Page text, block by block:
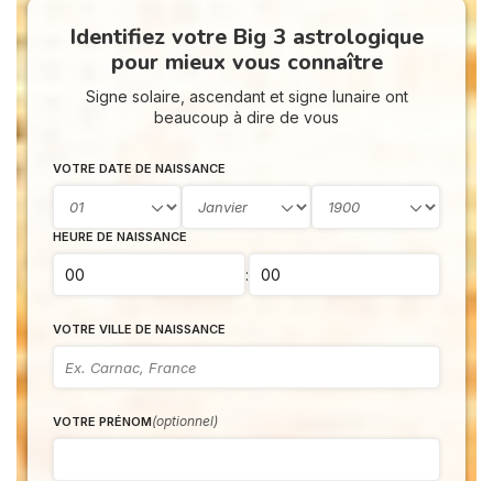
Identifiez votre Big 3 astrologique
pour mieux vous connaître
Signe solaire, ascendant et signe lunaire ont
beaucoup à dire de vous
VOTRE DATE DE NAISSANCE
HEURE DE NAISSANCE
:
VOTRE VILLE DE NAISSANCE
VOTRE PRÉNOM(optionnel)